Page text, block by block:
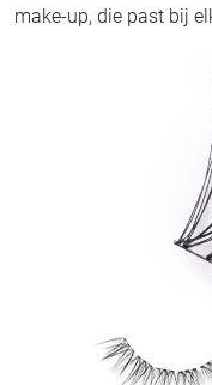
make-up, die past bij